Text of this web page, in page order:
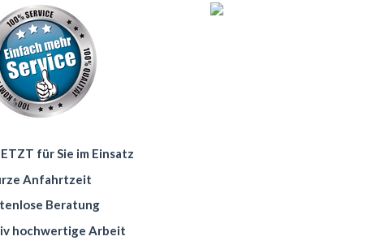
für Sie im Einsatz
Anfahrtzeit
Beratung
hochwertige Arbeit